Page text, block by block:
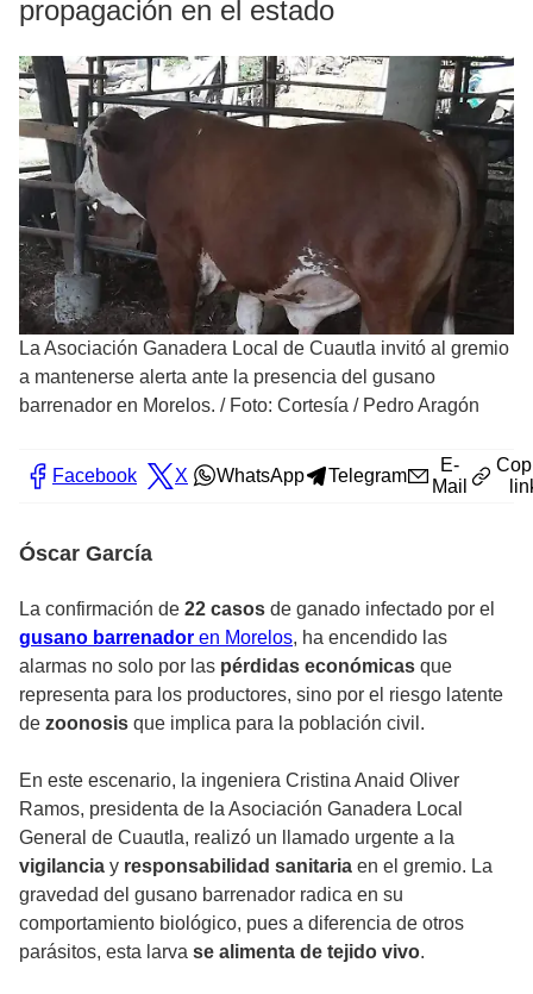
propagación en el estado
La Asociación Ganadera Local de Cuautla invitó al gremio
a mantenerse alerta ante la presencia del gusano
barrenador en Morelos. / Foto: Cortesía / Pedro Aragón
Facebook X WhatsApp Telegram
E-
Mail
Óscar García
La confirmación de 22 casos de ganado infectado por el
gusano barrenador en Morelos, ha encendido las
alarmas no solo por las pérdidas económicas que
representa para los productores, sino por el riesgo latente
de zoonosis que implica para la población civil.
En este escenario, la ingeniera Cristina Anaid Oliver
Ramos, presidenta de la Asociación Ganadera Local
General de Cuautla, realizó un llamado urgente a la
vigilancia y responsabilidad sanitaria en el gremio. La
gravedad del gusano barrenador radica en su
comportamiento biológico, pues a diferencia de otros
parásitos, esta larva se alimenta de tejido vivo.